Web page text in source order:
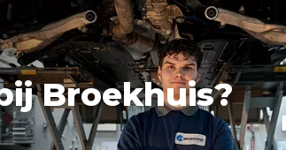
Broekhuis?